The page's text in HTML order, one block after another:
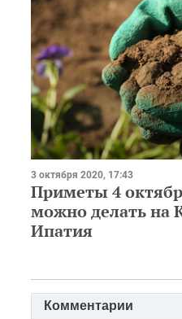
3 октября 2020, 17:43
Приметы 4
можно делать на
Ипатия
Комментарии